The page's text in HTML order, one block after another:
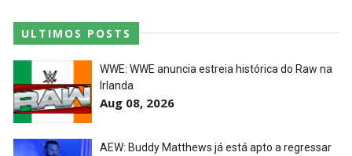
AEW Collision 25 JULY 2026
Unknown-Jul 26 2026
WWE Friday Night Smackdown 24 July 2026
ULTIMOS POSTS
WWE: WWE anuncia estreia histórica do Raw na
Irlanda
Aug 08, 2026
AEW: Buddy Matthews já está apto a regressar